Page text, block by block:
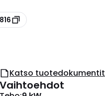
Katso tuotedokumentit
Vaihtoehdot